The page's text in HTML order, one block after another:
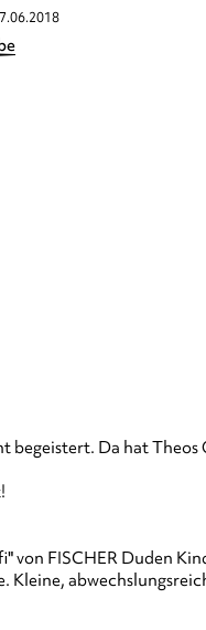
begeistert. Da hat Theos
FISCHER Duden